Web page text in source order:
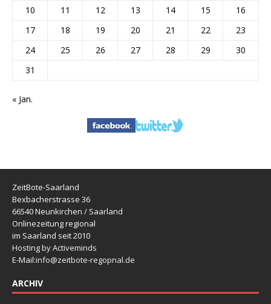
10
11 12 13 14 15
16
17
18 19 20 21 22
23
24
25 26 27 28 29
30
31
« Jan.
ZeitBote-Saarland
Bexbacherstrasse 36
66540 Neunkirchen / Saarland
Onlinezeitung regional
im Saarland seit 2010
Hosting by Activeminds
E-Mail:info@zeitbote-regopnal.de
ARCHIV